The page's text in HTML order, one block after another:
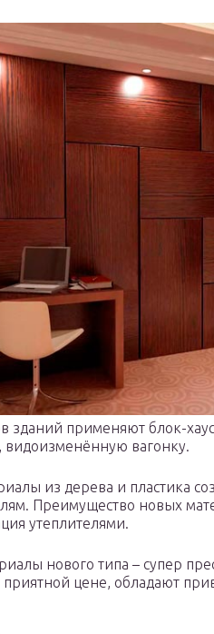
зданий применяют блок-
видоизменённую вагонку.
из дерева и пластика
Преимущество новых
утеплителями.
нового типа – супер
приятной цене, обладают